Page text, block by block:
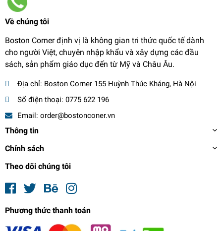
Về chúng tôi
Boston Corner định vị là không gian tri thức quốc tế dành
cho người Việt, chuyên nhập khẩu và xây dựng các đầu
sách, sản phẩm giáo dục đến từ Mỹ và Châu Âu.
Địa chỉ: Boston Corner 155 Huỳnh Thúc Kháng, Hà Nội
Số điện thoại: 0775 622 196
Email: order@bostonconer.vn
Thông tin
Chính sách
Theo dõi chúng tôi
Phương thức thanh toán